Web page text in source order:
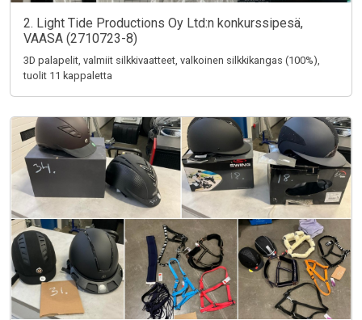
2. Light Tide Productions Oy Ltd:n konkurssipesä,
VAASA (2710723-8)
3D palapelit, valmiit silkkivaatteet, valkoinen silkkikangas (100%),
tuolit 11 kappaletta